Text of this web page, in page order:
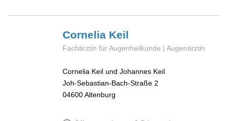
Cornelia Keil
Fachärztin für Augenheilkunde | Augenärztin
Cornelia Keil und Johannes Keil
Joh-Sebastian-Bach-Straße 2
04600Altenburg